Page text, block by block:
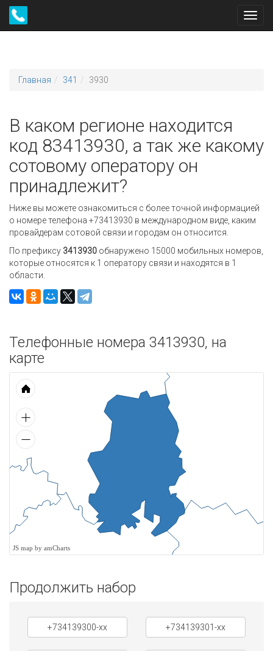
Главная 341 3930
В каком регионе находится
код 83413930, а так же какому
сотовому оператору он
принадлежит?
Ниже вы можете ознакомиться с более точной информацией
о номере телефона +73413930 в международном виде, каким
провайдерам сотовой связи и городам он относится.
По префиксу 3413930 обнаружено 15000 мобильных номеров,
которые относятся к 1 оператору связи и находятся в 1
области.
Телефонные номера 3413930, на
карте
JS map by amCharts
Продолжить набор
+734139300-xx +734139301-xx